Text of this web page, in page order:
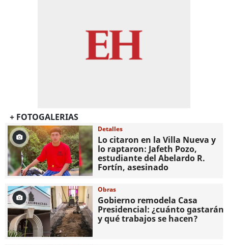
+ FOTOGALERIAS
Detalles
Lo citaron en la Villa Nueva y
lo raptaron: Jafeth Pozo,
estudiante del Abelardo R.
Fortín, asesinado
Obras
Gobierno remodela Casa
Presidencial: ¿cuánto gastarán
y qué trabajos se hacen?